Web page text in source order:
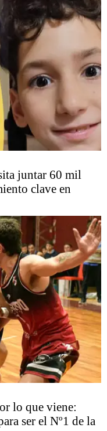
juntar 60 mil
clave en
lo que viene:
ser el Nº1 de la